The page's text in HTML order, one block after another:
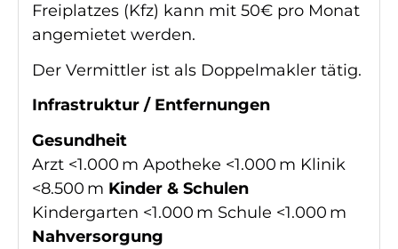
Freiplatzes (Kfz) kann mit 50€ pro Monat
angemietet werden.
Der Vermittler ist als Doppelmakler tätig.
Infrastruktur / Entfernungen
Gesundheit
Arzt <1.000 m Apotheke <1.000 m Klinik
<8.500 m Kinder & Schulen
Kindergarten <1.000 m Schule <1.000 m
Nahversorgung